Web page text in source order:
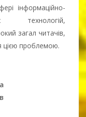
інформаційно-
технологій,
загал читачів,
цією проблемою.